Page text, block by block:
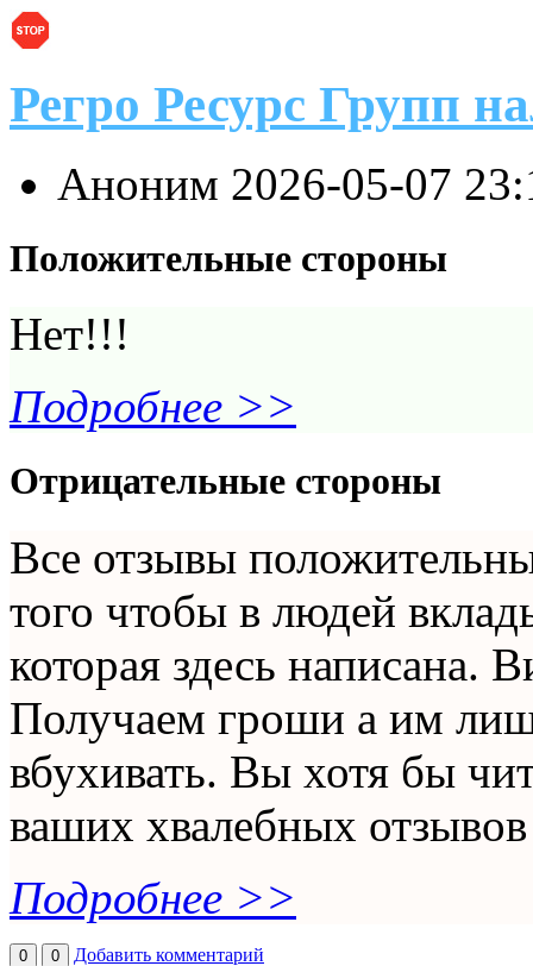
Регро Ресурс Групп
Аноним 2026-05-07
Положительные стороны
Нет!!!
Подробнее >>
Отрицательные стороны
Все отзывы
того чтобы в людей
которая здесь написана.
Получаем гроши а им
вбухивать. Вы хотя бы
ваших хвалебных
Подробнее >>
0 0 Добавить комментарий